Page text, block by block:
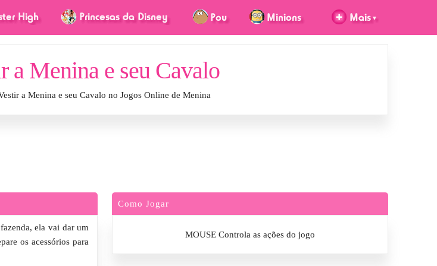
a Menina e seu Cavalo
a Menina e seu Cavalo no Jogos Online de Menina
ela vai dar um
os acessórios para
Como Jogar
MOUSE Controla as ações do jogo